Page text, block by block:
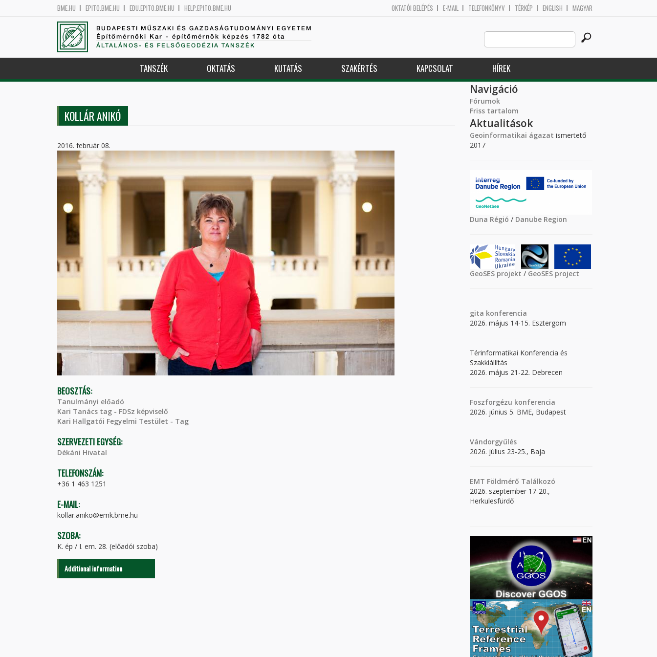
BME.HU EPITO.BME.HU EDU.EPITO.BME.HU HELP.EPITO.BME.HU OKTATÓI BELÉPÉS E-MAIL TELEFONKÖNYV TÉRKÉP ENGLISH MAGYAR
BUDAPESTI MŰSZAKI ÉS GAZDASÁGTUDOMÁNYI EGYETEM
Építőmérnöki Kar - építőmérnök képzés 1782 óta
ÁLTALÁNOS- ÉS FELSŐGEODÉZIA TANSZÉK
Search
this
site
TANSZÉK OKTATÁS KUTATÁS SZAKÉRTÉS KAPCSOLAT HÍREK
KOLLÁR ANIKÓ
2016. február 08.
BEOSZTÁS:
Tanulmányi előadó
Kari Tanács tag - FDSz képviselő
Kari Hallgatói Fegyelmi Testület - Tag
SZERVEZETI EGYSÉG:
Dékáni Hivatal
TELEFONSZÁM:
+36 1 463 1251
E-MAIL:
kollar.aniko@emk.bme.hu
SZOBA:
K. ép / I. em. 28. (előadói szoba)
Additional information
Navigáció
Fórumok
Friss tartalom
Aktualitások
Geoinformatikai ágazat ismertető
2017
Duna Régió / Danube Region
GeoSES projekt / GeoSES project
gita konferencia
2026. május 14-15. Esztergom
Térinformatikai Konferencia és
Szakkiállítás
2026. május 21-22. Debrecen
Foszforgézu konferencia
2026. június 5. BME, Budapest
Vándorgyűlés
2026. július 23-25., Baja
EMT Földmérő Találkozó
2026. szeptember 17-20.,
Herkulesfürdő